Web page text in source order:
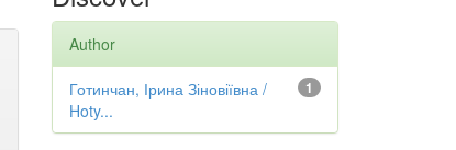
Author
1
Готинчан, Ірина Зіновіївна /
Hoty...